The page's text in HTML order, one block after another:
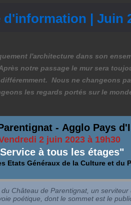
d'information | Juin
l'architecture dans son
notre passage le mur sera
Nous ne changeons
les regards portés sur le
- Agglo Pays
2 juin 2023 à 19h30
à tous les étages"
Etats Généraux de la Culture et du
Château de Parentignat, un serviteur
poétique, dont le sommet est le